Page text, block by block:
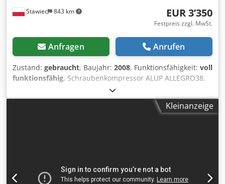
Stawiec 843 km EUR 3’350
Festpreis zzgl. MwSt.
Anfragen Anrufen
Zustand: gebraucht, Baujahr: 2008, Funktionsfähigkeit: voll
funktionsfähig, Schraubenkompressor ALUP ALLEGRO38,
Maschine mit Frequenzumrichter, nach Wartung
Dcsdpfxjzmtyho Aixsk Technische Daten: Leistung: 6,03
m³/min; Motor: 38 kW; Maximaldruck: 13 bar; Baujahr:
Kleinanzeige